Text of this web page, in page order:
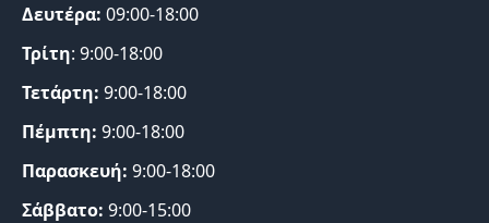
Δευτέρα: 09:00-18:00
Τρίτη: 9:00-18:00
Τετάρτη: 9:00-18:00
Πέμπτη: 9:00-18:00
Παρασκευή: 9:00-18:00
Σάββατο: 9:00-15:00